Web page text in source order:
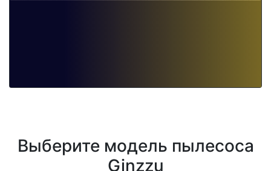
Выберите модель пылесоса
Ginzzu